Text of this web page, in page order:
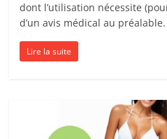
dont l’utilisation nécessite
d’un avis médical au préalable.
Lire la suite